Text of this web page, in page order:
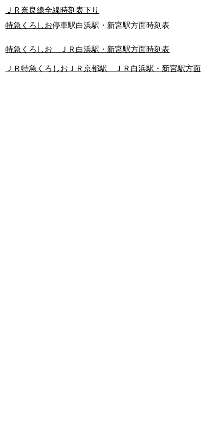
ＪＲ奈良線全線時刻表下り
特急くろしお停車駅白浜駅・新宮駅方面時刻表
特急くろしお ＪＲ白浜駅・新宮駅方面時刻表
ＪＲ特急くろしおＪＲ京都駅 ＪＲ白浜駅・新宮駅方面